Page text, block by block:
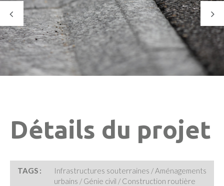
Détails du projet
TAGS :
Infrastructures souterraines / Aménagements
urbains / Génie civil / Construction routière